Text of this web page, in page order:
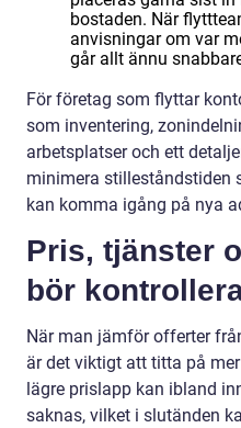
bostaden. När
anvisningar om var
går allt ännu
För företag som flyttar
som inventering,
arbetsplatser och ett
minimera stilleståndstiden
kan komma igång på nya
Pris, tjänster
bör
När man jämför offerter
är det viktigt att titta på
lägre prislapp kan ibland
saknas, vilket i slutänden